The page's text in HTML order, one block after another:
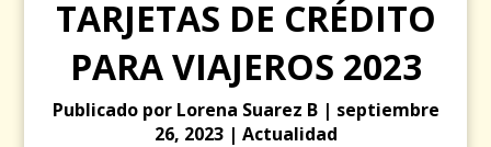
TARJETAS DE CRÉDITO
PARA VIAJEROS 2023
Publicado por Lorena Suarez B | septiembre
26, 2023 | Actualidad